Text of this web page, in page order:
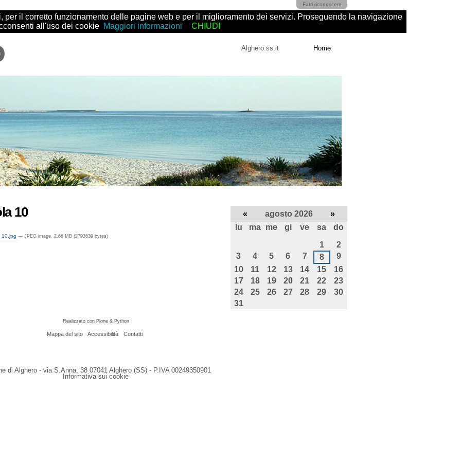
Fatti riconoscere
Alghero.ss.it Home
10
10.jpg — JPEG image, 2.66 MB (2793639 bytes)
« agosto 2026 »
lu ma me gi ve sa
do
1
2
3
4 5 6 7 8
9
10
11 12 13 14 15
16
17
18 19 20 21 22
23
24
25 26 27 28 29
30
31
Realizzato con Plone & Python
Mappa del sito Accessibilità Contatti
di Alghero - via S.Anna, 38 07041 Alghero (SS) - P.IVA 00249350901
Informativa sui cookie
il corretto funzionamento delle pagine web e per il miglioramento dei servizi. Proseguendo la navigazione
all'uso dei cookie
Maggiori informazioni CHIUDI